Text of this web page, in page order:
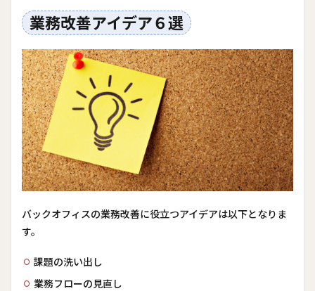
業務改善アイデア６選
バックオフィスの業務改善に役立つアイデアは以下となりま
す。
課題の洗い出し
業務フローの見直し